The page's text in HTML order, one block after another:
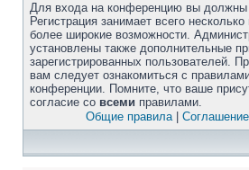
Для входа на конференцию вы должны
Регистрация занимает всего
более широкие возможности.
установлены также дополнительные
зарегистрированных пользователей.
вам следует ознакомиться с
конференции. Помните, что ваше
согласие со всеми правилами.
Общие правила|